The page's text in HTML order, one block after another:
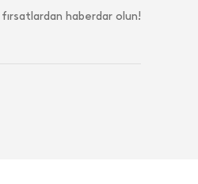
haberdar olun!